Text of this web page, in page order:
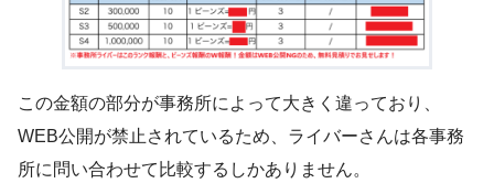
この金額の部分が事務所によって大きく違っており、
WEB公開が禁止されているため、ライバーさんは各事務
所に問い合わせて比較するしかありません。